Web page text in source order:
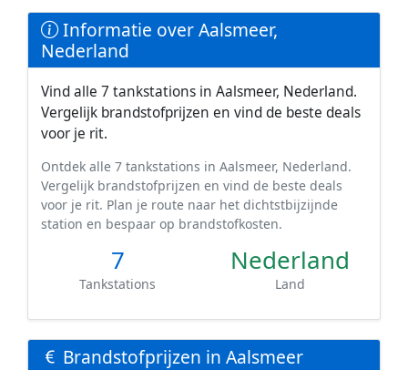
Informatie over Aalsmeer,
Nederland
Vind alle 7 tankstations in Aalsmeer, Nederland.
Vergelijk brandstofprijzen en vind de beste deals
voor je rit.
Ontdek alle 7 tankstations in Aalsmeer, Nederland.
Vergelijk brandstofprijzen en vind de beste deals
voor je rit. Plan je route naar het dichtstbijzijnde
station en bespaar op brandstofkosten.
7
Tankstations
Nederland
Land
Brandstofprijzen in Aalsmeer